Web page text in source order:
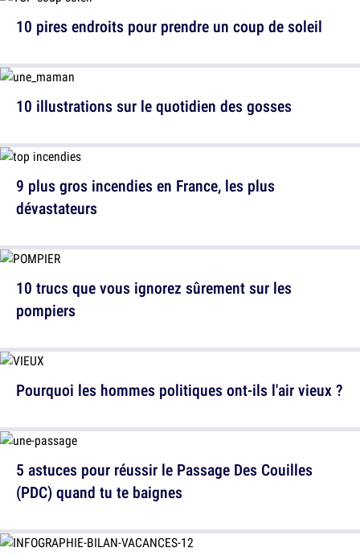
10 illustrations sur le quotidien des gosses
10 trucs que vous ignorez sûrement sur les
pompiers
5 astuces pour réussir le Passage Des Couilles
(PDC) quand tu te baignes
10 pires endroits pour prendre un coup de soleil
9 plus gros incendies en France, les plus
dévastateurs
Pourquoi les hommes politiques ont-ils l'air vieux ?